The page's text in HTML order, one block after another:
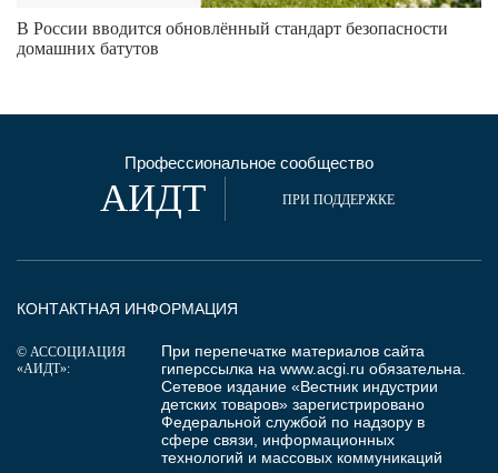
В России вводится обновлённый стандарт безопасности
домашних батутов
Профессиональное сообщество
АИДТ ПРИ ПОДДЕРЖКЕ
КОНТАКТНАЯ ИНФОРМАЦИЯ
© АССОЦИАЦИЯ
«АИДТ»:
При перепечатке материалов сайта
гиперссылка на www.acgi.ru обязательна.
Сетевое издание «Вестник индустрии
детских товаров» зарегистрировано
Федеральной службой по надзору в
сфере связи, информационных
технологий и массовых коммуникаций